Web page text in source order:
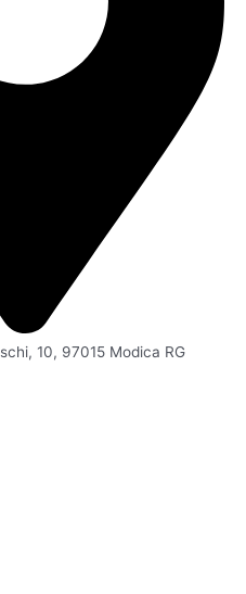
10, 97015 Modica RG